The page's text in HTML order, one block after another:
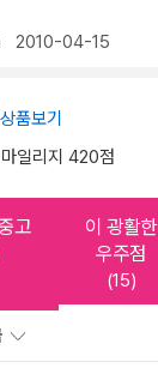
2010-04-15
품보기
일리지 420점
고
이 광활한
우주점
(15)